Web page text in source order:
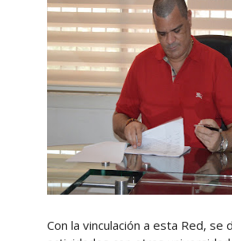
Con la vinculación a esta Red, se